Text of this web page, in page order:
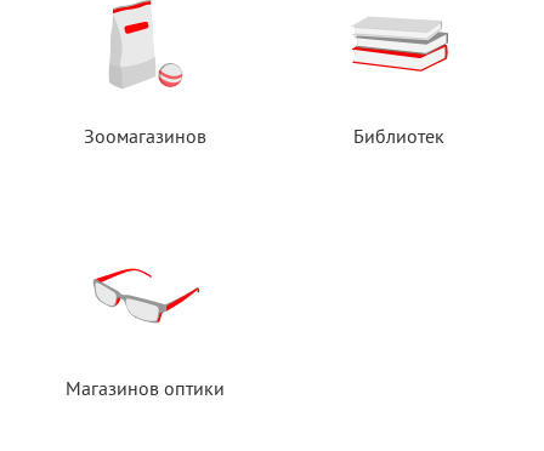
Зоомагазинов Библиотек
Магазинов оптики